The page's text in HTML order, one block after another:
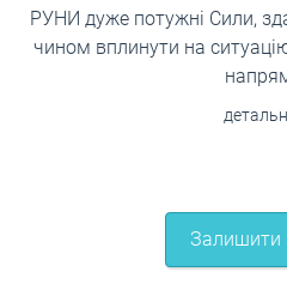
РУНИ дуже потужні Сили,
чином вплинути на
Залишити